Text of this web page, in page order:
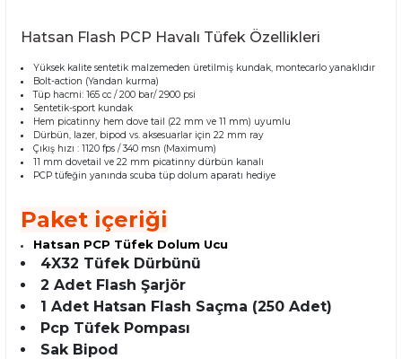
Hatsan Flash PCP Havalı Tüfek Özellikleri
Yüksek kalite sentetik malzemeden üretilmiş kundak, montecarlo yanaklıdır
Bolt-action (Yandan kurma)
Tüp hacmi: 165 cc / 200 bar/ 2900 psi
Sentetik-sport kundak
Hem picatinny hem dove tail (22 mm ve 11 mm) uyumlu
Dürbün, lazer, bipod vs. aksesuarlar için 22 mm ray
Çıkış hızı : 1120 fps / 340 msn (Maximum)
11 mm dovetail ve 22 mm picatinny dürbün kanalı
PCP tüfeğin yanında scuba tüp dolum aparatı hediye
Paket içeriği
Hatsan PCP Tüfek Dolum Ucu
4X32 Tüfek Dürbünü
2 Adet Flash Şarjör
1 Adet Hatsan Flash Saçma (250 Adet)
Pcp Tüfek Pompası
Sak Bipod